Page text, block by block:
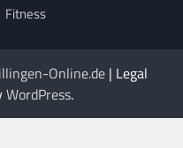
Fitness
Online.de | Legal
WordPress.